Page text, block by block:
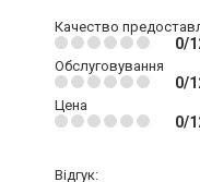
Качество
0/
Обслуговування
0/
Цена
0/
Відгук: